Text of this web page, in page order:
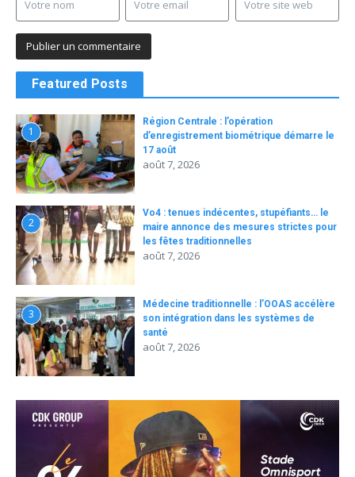
Featured Posts
1
Région Centrale : l’opération
d’enregistrement biométrique démarre le
17 août
août 7, 2026
2
Vo4 : tenues indécentes, stupéfiants… le
maire annonce des mesures strictes pour
les fêtes traditionnelles
août 7, 2026
3
Médecine traditionnelle : l’OOAS accélère
son intégration dans les systèmes de
santé
août 7, 2026